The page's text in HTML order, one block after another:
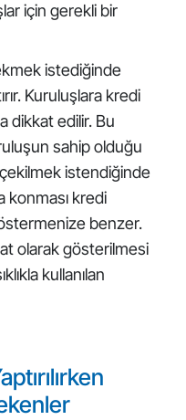
için gerekli bir
istediğinde
Kuruluşlara kredi
dikkat edilir. Bu
sahip olduğu
istendiğinde
konması kredi
benzer.
olarak gösterilmesi
kullanılan